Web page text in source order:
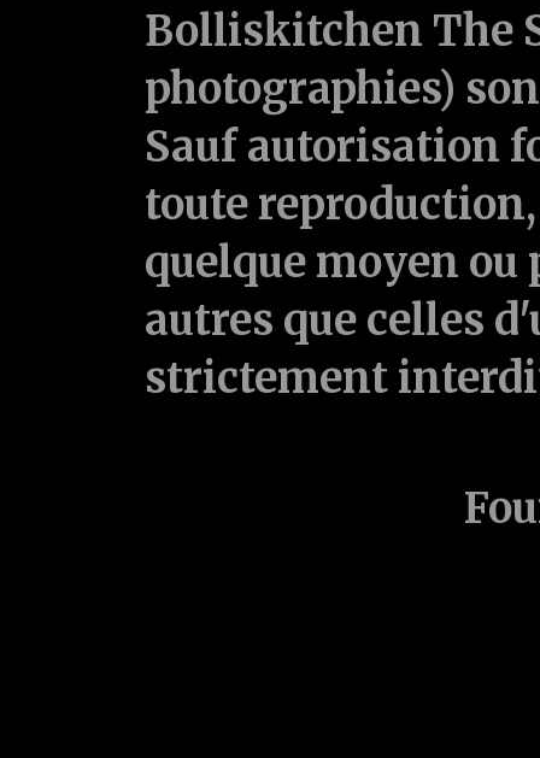
Bolliskitchen The
photographies)
Sauf autorisation
toute
quelque moyen ou
autres que celles
strictement